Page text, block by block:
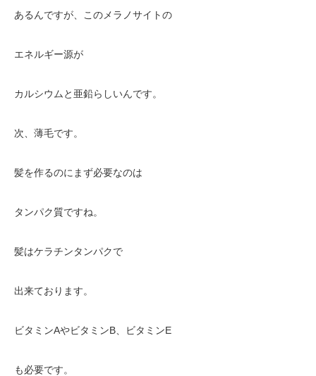
あるんですが、このメラノサイトの
エネルギー源が
カルシウムと亜鉛らしいんです。
次、薄毛です。
髪を作るのにまず必要なのは
タンパク質ですね。
髪はケラチンタンパクで
出来ております。
ビタミンAやビタミンB、ビタミンE
も必要です。